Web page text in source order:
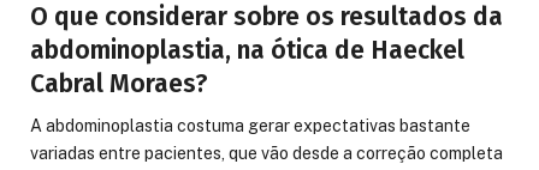
O que considerar sobre os resultados da
abdominoplastia, na ótica de Haeckel
Cabral Moraes?
A abdominoplastia costuma gerar expectativas bastante
variadas entre pacientes, que vão desde a correção completa